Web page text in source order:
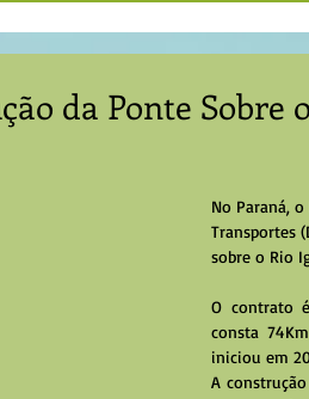
da Ponte Sobre
No Paraná,
Transportes
sobre o Rio
O contrato
consta
iniciou em
A